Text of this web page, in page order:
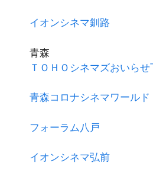
イオンシネマ釧路
青森
ＴＯＨＯシネマズおいらせ
青森コロナシネマワールド
フォーラム八戸
イオンシネマ弘前